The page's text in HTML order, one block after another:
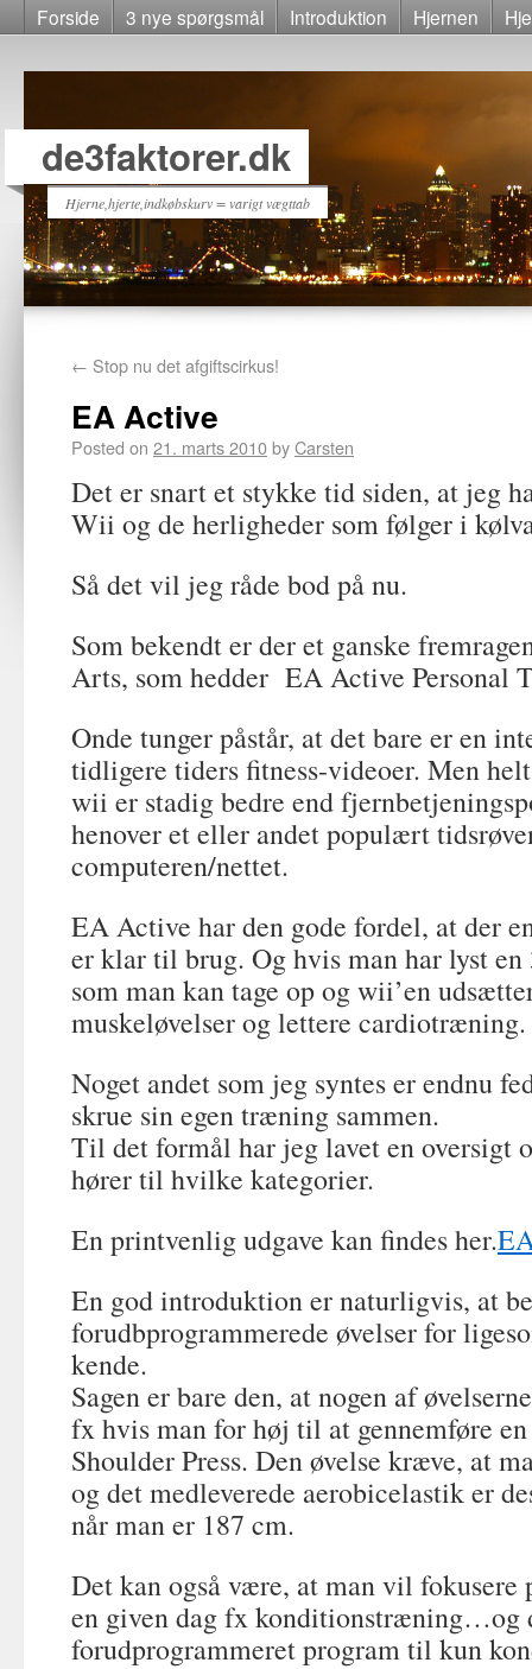
Forside 3 nye spørgsmål Introduktion Hjernen
de3faktorer.dk
Hjerne,hjerte,indkøbskurv = varigt vægttab
← Stop nu det afgiftscirkus!
EA Active
Posted on 21. marts 2010byCarsten
Det er snart et stykke tid siden, at jeg
Wii og de herligheder som følger i
Så det vil jeg råde bod på nu.
Som bekendt er der et ganske
Arts, som hedder EA Active Personal
Onde tunger påstår, at det bare er en
tidligere tiders fitness-videoer. Men
wii er stadig bedre end
henover et eller andet populært
computeren/nettet.
EA Active har den gode fordel, at der
er klar til brug. Og hvis man har lyst en
som man kan tage op og wii’en
muskeløvelser og lettere cardiotræning.
Noget andet som jeg syntes er endnu
skrue sin egen træning sammen.
Til det formål har jeg lavet en oversigt
hører til hvilke kategorier.
En printvenlig udgave kan findes her.
En god introduktion er naturligvis, at
forudbprogrammerede øvelser for
kende.
Sagen er bare den, at nogen af
fx hvis man for høj til at gennemføre
Shoulder Press. Den øvelse kræve, at
og det medleverede aerobicelastik er
når man er 187 cm.
Det kan også være, at man vil fokusere
en given dag fx konditionstræning…og
forudprogrammeret program til kun